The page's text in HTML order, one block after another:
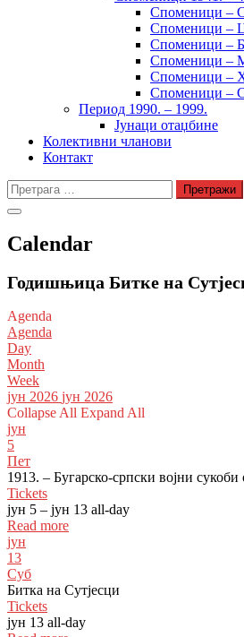
Споменици –
Споменици –
Споменици –
Споменици –
Споменици –
Споменици –
Период 1990. – 1999.
Јунаци отаџбине
Колективни чланови
Контакт
Претрага
за:
Calendar
Годишњица Битке на
Agenda
Agenda
Day
Month
Week
јун 2026 јун 2026
Collapse All Expand All
јун
5
Пет
1913. – Бугарско-српски војни сукоби
Tickets
јун 5 – јун 13 all-day
Read more
јун
13
Суб
Битка на Сутјесци
Tickets
јун 13 all-day